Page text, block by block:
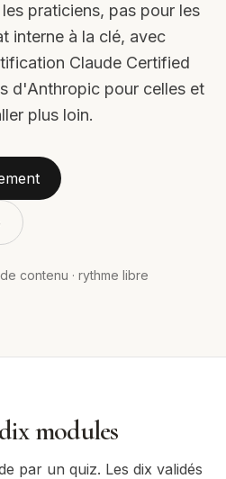
praticiens, pas pour les
interne à la clé, avec
Claude Certified
d'Anthropic pour celles et
plus loin.
contenu · rythme libre
modules
par un quiz. Les dix validés